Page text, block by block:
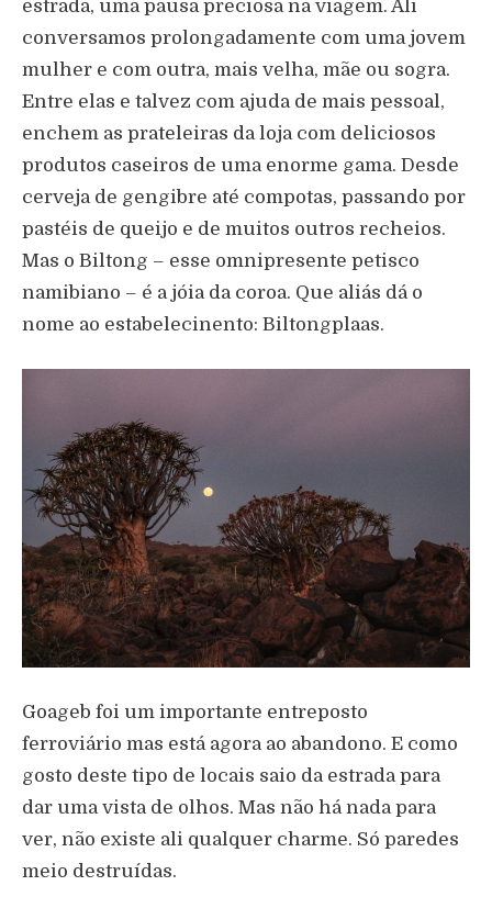
estrada, uma pausa preciosa na viagem. Ali
conversamos prolongadamente com uma jovem
mulher e com outra, mais velha, mãe ou sogra.
Entre elas e talvez com ajuda de mais pessoal,
enchem as prateleiras da loja com deliciosos
produtos caseiros de uma enorme gama. Desde
cerveja de gengibre até compotas, passando por
pastéis de queijo e de muitos outros recheios.
Mas o Biltong – esse omnipresente petisco
namibiano – é a jóia da coroa. Que aliás dá o
nome ao estabelecinento: Biltongplaas.
Goageb foi um importante entreposto
ferroviário mas está agora ao abandono. E como
gosto deste tipo de locais saio da estrada para
dar uma vista de olhos. Mas não hánada para
ver, não existe ali qualquer charme. Só paredes
meio destruídas.